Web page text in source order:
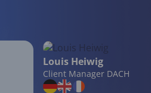
Louis Heiwig
Client Manager DACH